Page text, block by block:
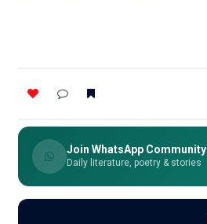
Join WhatsApp Community
Daily literature, poetry & stories